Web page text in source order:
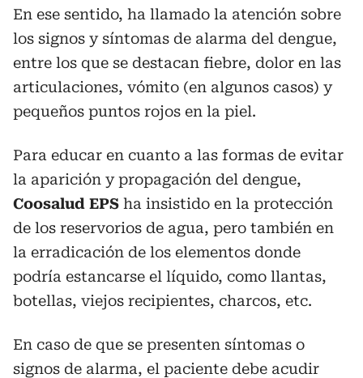
En ese sentido, ha llamado la atención sobre
los signos y síntomas de alarma del dengue,
entre los que se destacan fiebre, dolor en las
articulaciones, vómito (en algunos casos) y
pequeños puntos rojos en la piel.
Para educar en cuanto a las formas de evitar
la aparición y propagación del dengue,
Coosalud EPS ha insistido en la protección
de los reservorios de agua, pero también en
la erradicación de los elementos donde
podría estancarse el líquido, como llantas,
botellas, viejos recipientes, charcos, etc.
En caso de que se presenten síntomas o
signos de alarma, el paciente debe acudir